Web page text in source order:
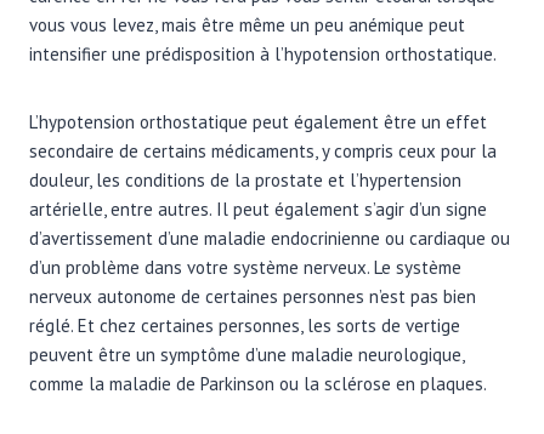
vous vous levez, mais être même un peu anémique peut
intensifier une prédisposition à l’hypotension orthostatique.
L’hypotension orthostatique peut également être un effet
secondaire de certains médicaments, y compris ceux pour la
douleur, les conditions de la prostate et l’hypertension
artérielle, entre autres. Il peut également s’agir d’un signe
d’avertissement d’une maladie endocrinienne ou cardiaque ou
d’un problème dans votre système nerveux. Le système
nerveux autonome de certaines personnes n’est pas bien
réglé. Et chez certaines personnes, les sorts de vertige
peuvent être un symptôme d’une maladie neurologique,
comme la maladie de Parkinson ou la sclérose en plaques.